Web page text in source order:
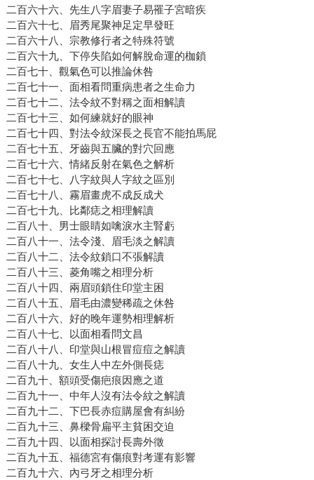
二百六十六、先生八字眉妻子易罹子宮暗疾
二百六十七、眉秀尾聚神足定早發旺
二百六十八、宗教修行者之特殊符號
二百六十九、下停失陷如何解脫命運的枷鎖
二百七十、觀氣色可以推論休咎
二百七十一、面相看問重病患者之生命力
二百七十二、法令紋不對稱之面相解讀
二百七十三、如何練就好的眼神
二百七十四、對法令紋深長之長官不能拍馬屁
二百七十五、牙齒與五臟的對穴回應
二百七十六、情緒反射在氣色之解析
二百七十七、八字紋與人字紋之區別
二百七十八、霧眉畫虎不成反成犬
二百七十九、比鄰痣之相理解讀
二百八十、男士眼睛如噙淚水主腎虧
二百八十一、法令淺、眉毛淡之解讀
二百八十二、法令紋鎖口不張解讀
二百八十三、菱角嘴之相理分析
二百八十四、兩眉頭鎖住印堂主困
二百八十五、眉毛由濃變稀疏之休咎
二百八十六、好的晚年運勢相理解析
二百八十七、以面相看問文昌
二百八十八、印堂與山根冒痘痘之解讀
二百八十九、女生人中左外側長痣
二百九十、額頭受傷疤痕因應之道
二百九十一、中年人沒有法令紋之解讀
二百九十二、下巴長赤痘購屋會有糾紛
二百九十三、鼻樑骨扁平主貧困交迫
二百九十四、以面相探討長壽外徵
二百九十五、福德宮有傷痕對考運有影響
二百九十六、內弓牙之相理分析